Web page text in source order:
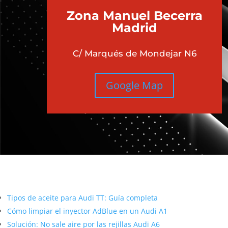
Zona Manuel Becerra
Madrid
C/ Marqués de Mondejar N6
Google Map
Tipos de aceite para Audi TT: Guía completa
Cómo limpiar el inyector AdBlue en un Audi A1
Solución: No sale aire por las rejillas Audi A6